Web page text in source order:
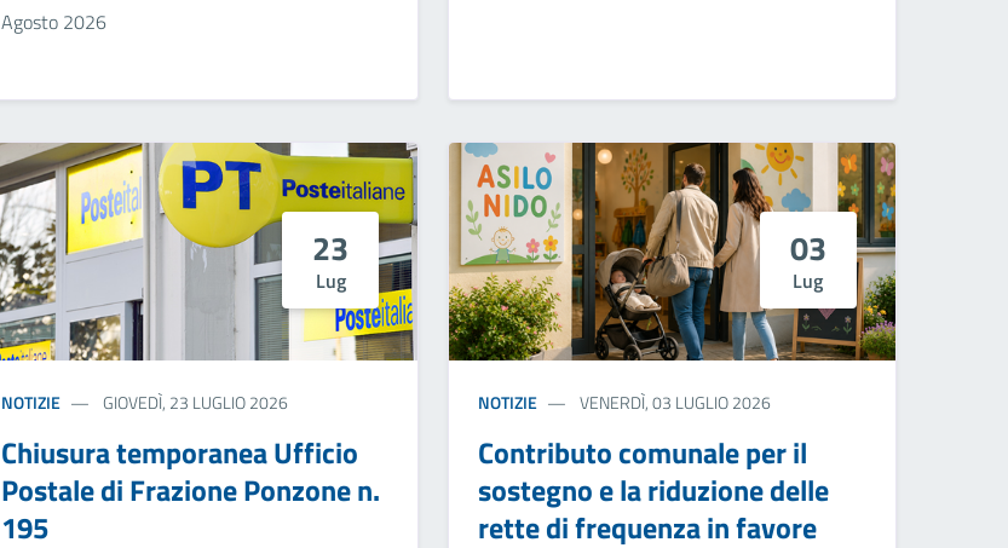
Agosto 2026
23
Lug
NOTIZIE GIOVEDÌ, 23 LUGLIO 2026
Chiusura temporanea Ufficio
Postale di Frazione Ponzone n.
195
03
Lug
NOTIZIE VENERDÌ, 03 LUGLIO 2026
Contributo comunale per il
sostegno e la riduzione delle
rette di frequenza in favore